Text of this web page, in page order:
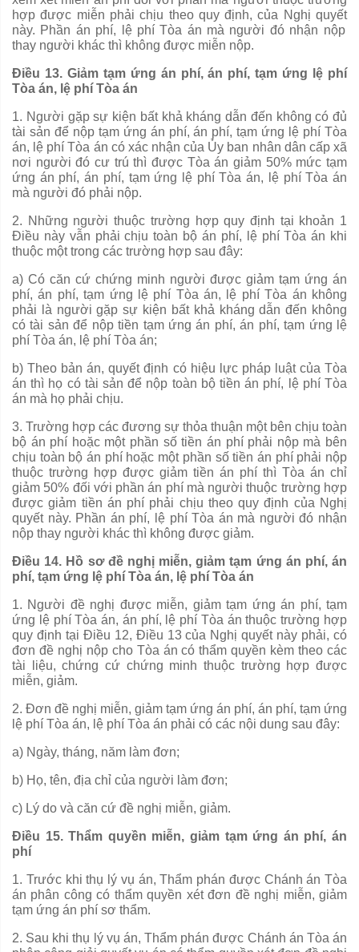
hợp được miễn phải chịu theo quy định, của Nghị quyết
này. Phần án phí, lệ phí Tòa án mà người đó nhận nộp
thay người khác thì không được miễn nộp.
Điều 13. Giảm tạm ứng án phí, án phí, tạm ứng lệ phí
Tòa án, lệ phí Tòa án
1. Người gặp sự kiện bất khả kháng dẫn đến không có đủ
tài sản để nộp tạm ứng án phí, án phí, tạm ứng lệ phí Tòa
án, lệ phí Tòa án có xác nhậncủa Ủy ban nhân dân cấp xã
nơi người đó cư trú thì được Tòa án giảm 50% mức tạm
ứng án phí, án phí, tạm ứng lệ phí Tòa án, lệ phí Tòa án
mà người đó phải nộp.
2. Những người thuộc trường hợp quy định tại khoản 1
Điều này vẫn phải chịu toàn bộ án phí, lệ phí Tòa án khi
thuộc một trong các trường hợp sau đây:
a) Có căn cứ chứng minh người được giảm tạm ứng án
phí, án phí, tạm ứng lệ phí Tòa án, lệ phí Tòa án không
phải là người gặp sự kiện bất khả kháng dẫn đến không
có tài sản để nộp tiền tạm ứng án phí, án phí, tạm ứng lệ
phí Tòa án, lệ phí Tòa án;
b) Theo bản án, quyết định có hiệu lực pháp luật của Tòa
án thì họ có tài sản để nộp toàn bộ tiền án phí, lệ phí Tòa
án mà họ phải chịu.
3. Trường hợp các đương sự thỏa thuận một bên chịu toàn
bộ án phí hoặc một phần số tiền án phí phải nộp mà bên
chịu toàn bộ án phí hoặc một phần sốtiền án phí phải nộp
thuộc trường hợp được giảm tiền án phí thì Tòa án chỉ
giảm 50% đối với phần án phí mà người thuộc trường hợp
được giảm tiền án phí phải chịu theo quy định của Nghị
quyết này. Phần án phí, lệ phí Tòa án mà người đó nhận
nộp thay người khác thì không được giảm.
Điều 14. Hồ sơ đề nghị miễn, giảm tạm ứng án phí, án
phí, tạm ứng lệ phí Tòa án, lệ phí Tòa án
1. Người đề nghị được miễn, giảm tạm ứng án phí, tạm
ứng ệ phí Tòa án, án phí, lệ phí Tòa án thuộc trường hợp
quy định tại Điều 12, Điều 13 của Nghị quyết này phải, có
đơn đề nghị nộp cho Tòa án cóthẩm quyền kèm theo các
tài liệu, chứng cứ chứng minh thuộc trường hợp được
miễn, giảm.
2. Đơn đề nghị miễn, giảm tạm ứng án phí, án phí, tạm ứng
lệ phí Tòa án, lệ phí Tòa án phải có các nội dung sau đây:
a) Ngày, tháng, năm làm đơn;
b) Họ, tên, địa chỉ của người làm đơn;
c) Lý do và căn cứ đề nghị miễn, giảm.
Điều 15. Thẩm quyền miễn, giảm tạm ứng án phí, án
phí
1. Trước khi thụ lý vụ án, Thẩm phán được Chánh án Tòa
án phân công có thẩm quyền xét đơn đề nghị miễn, giảm
tạm ứng án phí sơ thẩm.
2. Sau khi thụ lý vụ án, Thẩm phán được Chánh án Tòa án